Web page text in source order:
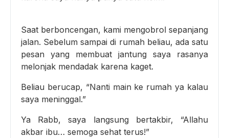
Saat berboncengan, kami mengobrol sepanjang
jalan. Sebelum sampai di rumah beliau, ada satu
pesan yang membuat jantung saya rasanya
melonjak mendadak karena kaget.
Beliau berucap, “Nanti main ke rumah ya kalau
saya meninggal.”
Ya Rabb, saya langsung bertakbir, “Allahu
akbar ibu… semoga sehat terus!”